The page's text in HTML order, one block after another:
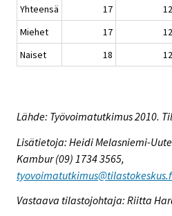
Yhteensä
17 12
Miehet
17 12
Naiset
18 12
Lähde: Työvoimatutkimus 2010.
Lisätietoja: Heidi Melasniemi-
Kambur (09) 1734 3565,
Vastaava tilastojohtaja: Riitta